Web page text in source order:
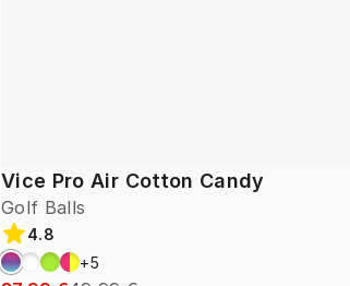
Vice Pro Air Cotton Candy
Golf Balls
4.8
+5